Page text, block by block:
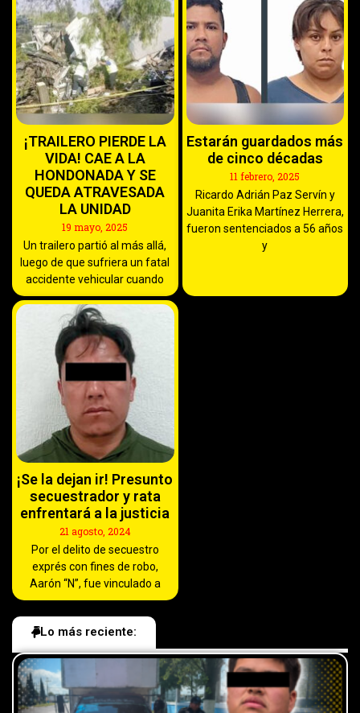
¡TRAILERO PIERDE LA
VIDA! CAE A LA
HONDONADA Y SE
QUEDA ATRAVESADA
LA UNIDAD
19 mayo, 2025
Un trailero partió al más allá,
luego de que sufriera un fatal
accidente vehicular cuando
Estarán guardados más
de cinco décadas
11 febrero, 2025
Ricardo Adrián Paz Servín y
Juanita Erika Martínez Herrera,
fueron sentenciados a 56 años
y
¡Se la dejan ir! Presunto
secuestrador y rata
enfrentará a la justicia
21 agosto, 2024
Por el delito de secuestro
exprés con fines de robo,
Aarón “N”, fue vinculado a
Lo más reciente: